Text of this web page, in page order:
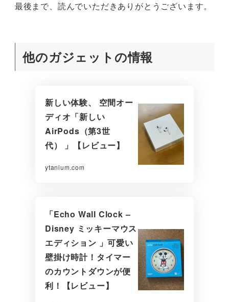
最後まで、読んでいただきありがとうございます。
他のガジェットの情報
新しい体験、 空間オー
ディオ「新しい
AirPods（第3世
代） 」【レビュー】
ytanium.com
「Echo Wall Clock –
Disney ミッキーマウス
エディション 」可愛い
壁掛け時計！タイマー
のカウントダウンが便
利！【レビュー】